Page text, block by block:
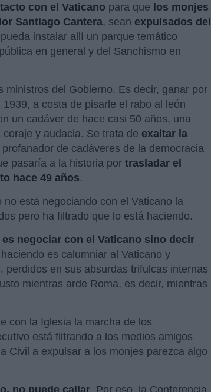
con el Vaticano para que los monjes
Santiago Cantera, sean expulsados del
instalar allí un parque temático
en general y del Sanchismo en
ministros del Gobierno. Es decir, ganar por
a costa de pisarle el rabo al león
un cadáver de hace casi 50 años, una
y audacia. Se trata de exaltar la
profanador de cadáveres de la democracia
pasaría a la historia por trasladar el
hace 49 años.
está negociando con el Vaticano la
pero ha filtrado que lo está haciendo.
negociar con el Vaticano sino decir
es calumniar al Vaticano y
perdidos en sus absurdas trifulcas internas
mientras arde Roma, es decir, mientras
con la Iglesia la marcha de los
está filtrando a los medios amigos
Civil a expulsar a los monjes parezca algo
no puede callar. Por eso, la Conferencia